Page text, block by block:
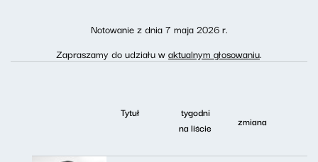
Notowanie z dnia 7 maja 2026 r.
Zapraszamy do udziału waktualnym głosowaniu.
Tytuł
tygodni
na liście
zmiana